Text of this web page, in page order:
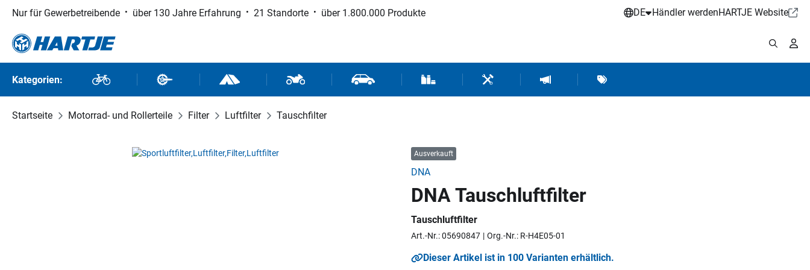
Hauptinhalt springen
Zur Suche springen
Zur Hauptnavigation springen
Nur für Gewerbetreibende über 130 Jahre Erfahrung 21 Standorte über 1.800.000 Produkte DE Händler werdenHARTJE Website
Kategorien: Fahrräder Fahrradteile Outdoor und SportMotorrad- und RollerteileFahrzeugteile und ZubehörVerbrauchsmaterial / Werkstattbedarf
Werkzeuge / Werkstattausrüstung
Hartje MarketingMarken
Startseite Motorrad- und Rollerteile Filter Luftfilter Tauschfilter
Ausverkauft
DNA
DNA Tauschluftfilter
Tauschluftfilter
Art.-Nr.: 05690847 Org.-Nr.: R-H4E05-01
Dieser Artikel ist in 100 Varianten erhältlich.